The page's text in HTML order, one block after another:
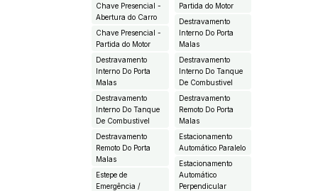
Chave Presencial -
Abertura do Carro
Chave Presencial -
Partida do Motor
Destravamento
Interno Do Porta
Malas
Destravamento
Interno Do Tanque
De Combustivel
Destravamento
Remoto Do Porta
Malas
Estepe de
Emergência /
Partida do Motor
Destravamento
Interno Do Porta
Malas
Destravamento
Interno Do Tanque
De Combustivel
Destravamento
Remoto Do Porta
Malas
Estacionamento
Automático Paralelo
Estacionamento
Automático
Perpendicular